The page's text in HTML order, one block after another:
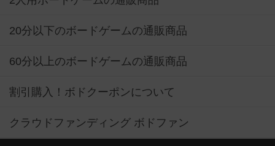
20分以下のボードゲームの通販商品
60分以上のボードゲームの通販商品
割引購入！ボドクーポンについて
クラウドファンディング ボドファン